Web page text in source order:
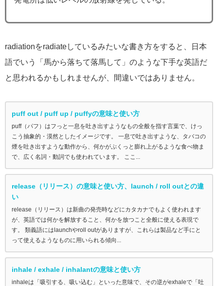
radiationをradiateしているみたいな書き方をすると、日本
語でいう「馬から落ちて落馬して」のような下手な英語だ
と思われるかもしれませんが、間違いではありません。
puff out / puff up / puffyの意味と使い方
puff（パフ）はフっと一息を吐き出すようなもの全般を指す言葉で、けっ
こう抽象的・漠然としたイメージです。 一息で吐き出すような、タバコの
煙を吐き出すような動作から、何かがぷくっと膨れ上がるような食べ物ま
で、広く名詞・動詞でも使われています。 ここ...
release（リリース）の意味と使い方、launch / roll outとの違
い
release（リリース）は新曲の発売時などにカタカナでもよく使われます
が、英語では何かを解放すること、何かを放つこと全般に使える表現で
す。 類義語にはlaunchやroll outがありますが、これらは製品など手にと
って使えるようなものに用いられる傾向...
inhale / exhale / inhalantの意味と使い方
inhaleは「吸引する、吸い込む」といった意味で、その逆がexhaleで「吐